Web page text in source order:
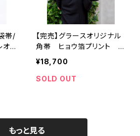
帯/
パ
【完売】グラースオリジナル
角帯 ヒョウ箔プリント N
V メンズ帯 レオパード
¥18,700
SOLD OUT
もっと見る